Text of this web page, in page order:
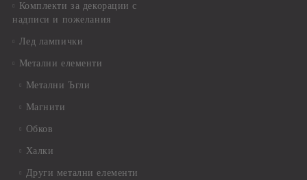
Комплекти за декорации с
надписи и пожелания
Лед лампички
Метални елементи
Метални Ъгли
Магнити
Обков
Халки
Други метални елементи